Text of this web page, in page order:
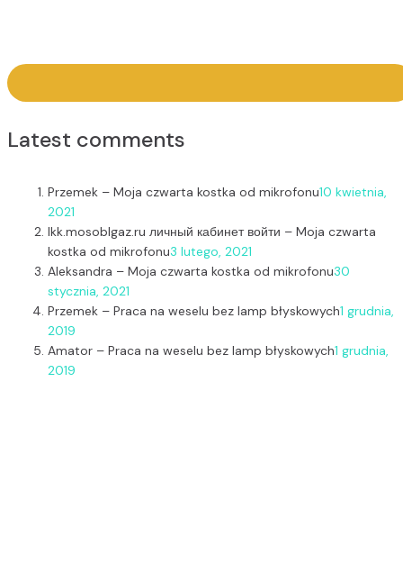
Latest comments
Przemek – Moja czwarta kostka od mikrofonu10 kwietnia,
2021
lkk.mosoblgaz.ru личный кабинет войти – Moja czwarta
kostka od mikrofonu3 lutego, 2021
Aleksandra – Moja czwarta kostka od mikrofonu30
stycznia, 2021
Przemek – Praca na weselu bez lamp błyskowych1 grudnia,
2019
Amator – Praca na weselu bez lamp błyskowych1 grudnia,
2019